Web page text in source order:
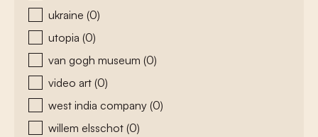
ukraine (0)
utopia (0)
van gogh museum (0)
video art (0)
west india company (0)
willem elsschot (0)